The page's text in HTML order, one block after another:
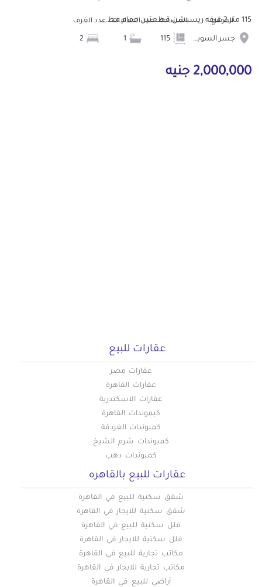
115 متر 2 غرفه ريسبشن قطعتين حمام مط... الموقع
جسر السويس
المساحة عدد الحمامات عدد الغرف
2,000,000 جنيه
عقارات للبيع
عقارات مصر
عقارات القاهرة
عقارات الاسكندرية
كبموندات القاهرة
كمبوندات الغردقة
كمبوندات شرم الشيخ
كمبوندات دهب
عقارات للبيع بالقاهره
شقق سكنية للبيع في القاهرة
شقق سكنية للايجار في القاهرة
فلل سكنية للبيع في القاهرة
فلل سكنية للايجار في القاهرة
مكاتب تجارية للبيع في القاهرة
مكاتب تجارية للايجار في القاهرة
أراضي للبيع في القاهرة